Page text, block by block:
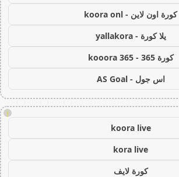
كورة اون لاين - koora onl
يلا كورة - yallakora
كورة 365 - kooora 365
اس جول - AS Goal
!
koora live
kora live
كورة لايف